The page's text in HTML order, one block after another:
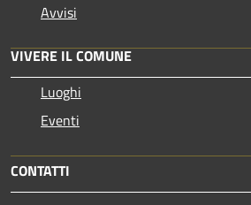
Avvisi
VIVERE IL COMUNE
Luoghi
Eventi
CONTATTI